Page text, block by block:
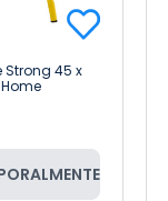
Strong 45 x